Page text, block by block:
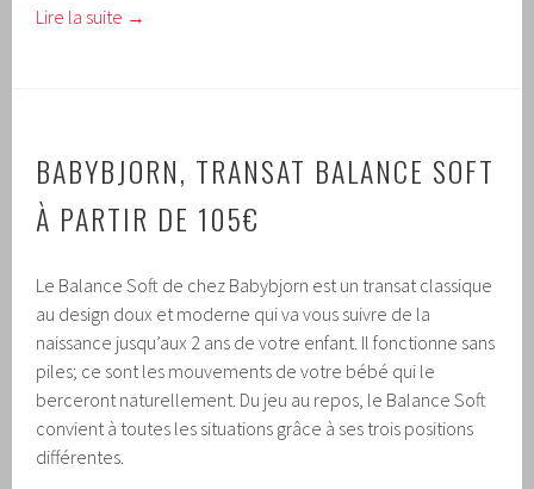
Lire la suite →
BABYBJORN, TRANSAT BALANCE SOFT
À PARTIR DE 105€
Le Balance Soft de chez Babybjorn est un transat classique
au design doux et moderne qui va vous suivre de la
naissance jusqu’aux 2 ans de votre enfant. Il fonctionne sans
piles; ce sont les mouvements de votre bébé qui le
berceront naturellement. Du jeu au repos, le Balance Soft
convient à toutes les situations grâce à ses trois positions
différentes.